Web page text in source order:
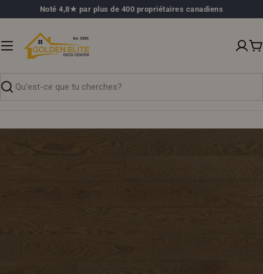
au
Noté 4,8★ par plus de 400 propriétaires canadiens
Recherche